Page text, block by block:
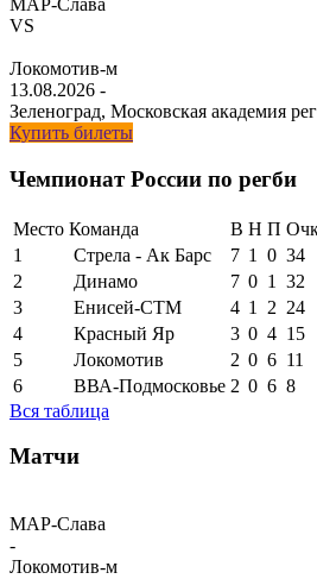
МАР-Слава
VS
Локомотив-м
13.08.2026 -
Зеленоград, Московская академия
Купить билеты
Чемпионат России по регби
Место Команда В Н П
1
Стрела - Ак Барс 7 1 0 34
2
Динамо 7 0 1
32
3
Енисей-СТМ 4 1 2 24
4
Красный Яр 3 0 4 15
5
Локомотив 2 0 6 11
6
ВВА-Подмосковье 2 0 6 8
Вся таблица
Матчи
МАР-Слава
-
Локомотив-м